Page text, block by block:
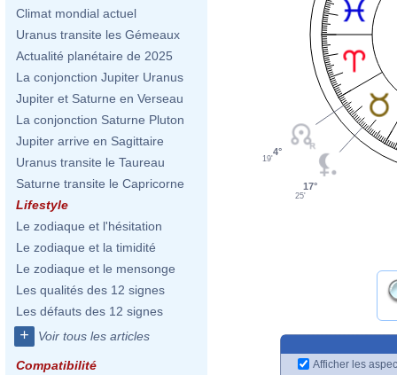
Climat mondial actuel
Uranus transite les Gémeaux
Actualité planétaire de 2025
La conjonction Jupiter Uranus
Jupiter et Saturne en Verseau
La conjonction Saturne Pluton
Jupiter arrive en Sagittaire
Uranus transite le Taureau
Saturne transite le Capricorne
Lifestyle
Le zodiaque et l'hésitation
Le zodiaque et la timidité
Le zodiaque et le mensonge
Les qualités des 12 signes
Les défauts des 12 signes
+ Voir tous les articles
Compatibilité
4°
19'
17°
25'
Afficher les